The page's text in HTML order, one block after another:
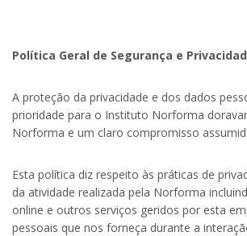
Política Geral de Segurança e
A proteção da privacidade e dos dados
prioridade para o Instituto Norforma
Norforma e um claro compromisso
Esta política diz respeito às práticas de
da atividade realizada pela Norforma
online e outros serviços geridos por esta
pessoais que nos forneça durante a